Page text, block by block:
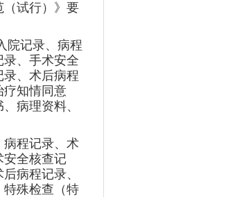
（试行）》要
院记录、病程
、手术安全
、术后病程
疗知情同意
病理资料、
病程记录、术
安全核查记
病程记录、
特殊检查（特